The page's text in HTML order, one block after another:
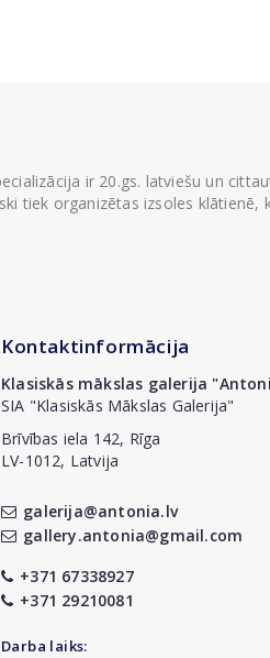
ir 20.gs. latviešu un
tiek organizētas izsoles klātienē,
Kontaktinformācija
Klasiskās mākslas galerija
SIA "Klasiskās Mākslas Galerija"
Brīvības iela 142, Rīga
LV-1012, Latvija
galerija@antonia.lv
gallery.antonia@gmail.com
+371 67338927
+371 29210081
Darba laiks: